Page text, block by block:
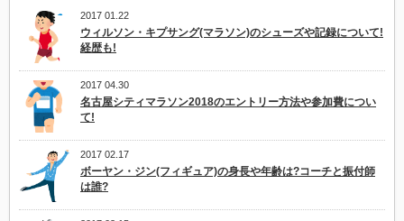
2017 01.22
ウィルソン・キプサング(マラソン)のシューズや記録について!
経歴も!
2017 04.30
名古屋シティマラソン2018のエントリー方法や参加費につい
て!
2017 02.17
ボーヤン・ジン(フィギュア)の身長や年齢は?コーチと振付師
は誰?